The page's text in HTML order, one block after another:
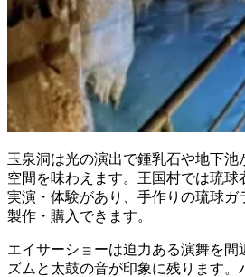
玉泉洞は光の演出で鍾乳石や地下
空間を味わえます。王国村では琉
実演・体験があり、手作りの琉球ガ
製作・購入できます。
エイサーショーは迫力ある演舞を間
ズムと太鼓の音が印象に残ります。